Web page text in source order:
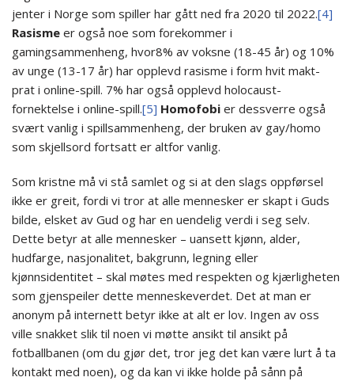
jenter i Norge som spiller har gått ned fra 2020 til 2022.[4]
Rasisme er også noe som forekommer i
gamingsammenheng, hvor8% av voksne (18-45 år) og 10%
av unge (13-17 år) har opplevd rasisme i form hvit makt-
prat i online-spill. 7% har også opplevd holocaust-
fornektelse i online-spill.[5] Homofobi er dessverre også
svært vanlig i spillsammenheng, der bruken av gay/homo
som skjellsord fortsatt er altfor vanlig.
Som kristne må vi stå samlet og si at den slags oppførsel
ikke er greit, fordi vi tror at alle mennesker er skapt i Guds
bilde, elsket av Gud og har en uendelig verdi i seg selv.
Dette betyr at alle mennesker – uansett kjønn, alder,
hudfarge, nasjonalitet, bakgrunn, legning eller
kjønnsidentitet – skal møtes med respekten og kjærligheten
som gjenspeiler dette menneskeverdet. Det at man er
anonym på internett betyr ikke at alt er lov. Ingen av oss
ville snakket slik til noen vi møtte ansikt til ansikt på
fotballbanen (om du gjør det, tror jeg det kan være lurt å ta
kontakt med noen), og da kan vi ikke holde på sånn på